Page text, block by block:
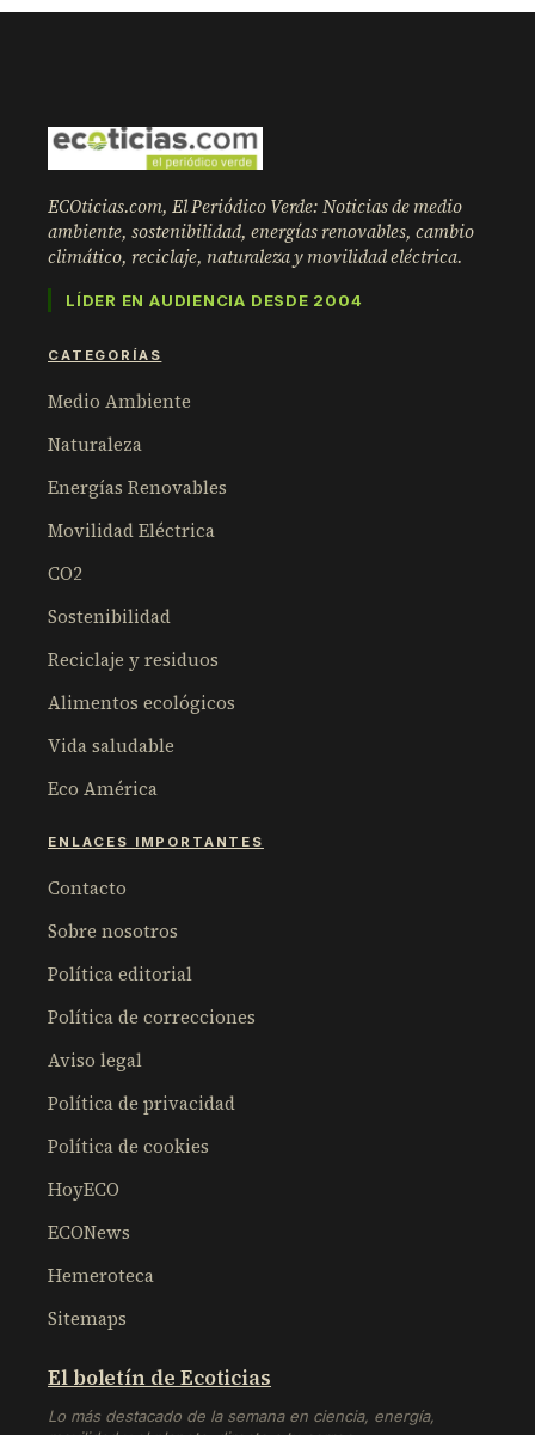
ECOticias.com, El Periódico Verde: Noticias de medio
ambiente, sostenibilidad, energías renovables, cambio
climático, reciclaje, naturaleza y movilidad eléctrica.
LÍDER EN AUDIENCIA DESDE 2004
CATEGORÍAS
Medio Ambiente
Naturaleza
Energías Renovables
Movilidad Eléctrica
CO2
Sostenibilidad
Reciclaje y residuos
Alimentos ecológicos
Vida saludable
Eco América
ENLACES IMPORTANTES
Contacto
Sobre nosotros
Política editorial
Política de correcciones
Aviso legal
Política de privacidad
Política de cookies
HoyECO
ECONews
Hemeroteca
Sitemaps
El boletín de Ecoticias
Lo más destacado de la semana en ciencia, energía,